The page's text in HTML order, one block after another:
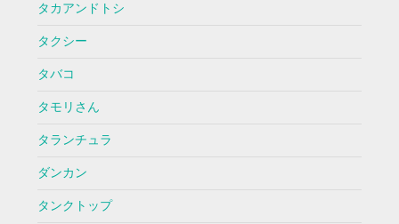
タカアンドトシ
タクシー
タバコ
タモリさん
タランチュラ
ダンカン
タンクトップ